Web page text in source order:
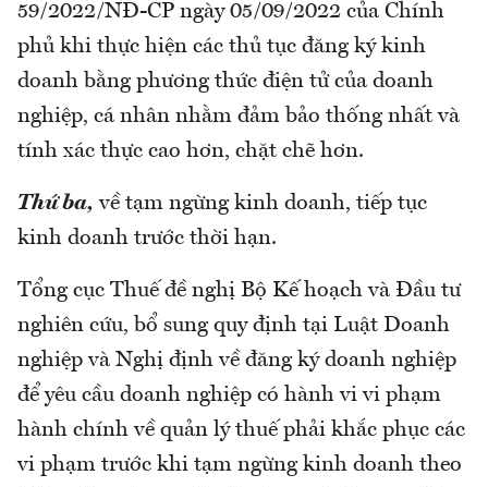
59/2022/NĐ-CP ngày 05/09/2022 của Chính
phủ khi thực hiện các thủ tục đăng ký kinh
doanh bằng phương thức điện tử của doanh
nghiệp, cá nhân nhằm đảm bảo thống nhất và
tính xác thực cao hơn, chặt chẽ hơn.
Thứ ba, về tạm ngừng kinh doanh, tiếp tục
kinh doanh trước thời hạn.
Tổng cục Thuế đề nghị Bộ Kế hoạch và Đầu tư
nghiên cứu, bổ sung quy định tại Luật Doanh
nghiệp và Nghị định về đăng ký doanh nghiệp
để yêu cầu doanh nghiệp có hành vi vi phạm
hành chính về quản lý thuế phải khắc phục các
vi phạm trước khi tạm ngừng kinh doanh theo